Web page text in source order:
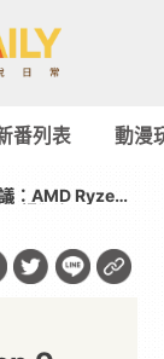
番列表 動漫
：AMD Ryzen